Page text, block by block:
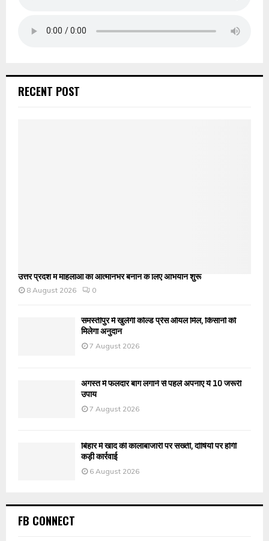
RECENT POST
उत्तर प्रदेश में महिलाओं को आत्मनिर्भर बनाने के लिए अभियान शुरू
8 August 2026
0
समस्तीपुर में खुलेगी कोल्ड प्रेस ऑयल मिल, किसानों को
मिलेगा अनुदान
7 August 2026
अगस्त में फलदार बाग लगाने से पहले अपनाएं ये 10 जरूरी
उपाय
7 August 2026
बिहार में खाद की कालाबाजारी पर सख्ती, दोषियों पर होगी
कड़ी कार्रवाई
6 August 2026
FB CONNECT